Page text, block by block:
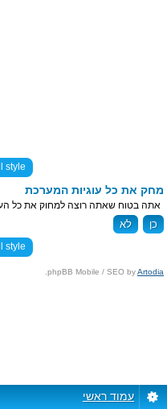
style
מחק את כל עוגיות המערכת
אתה בטוח שאתה רוצה למחוק את כל
style
phpBB Mobile / SEO byArtodia
.
עמוד ראשי